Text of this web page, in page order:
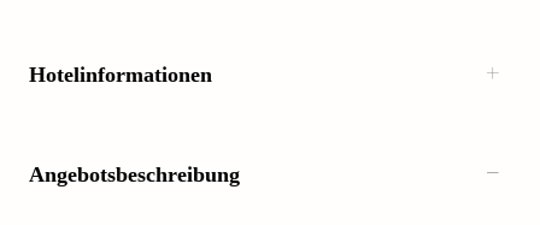
Hotelinformationen
Angebotsbeschreibung